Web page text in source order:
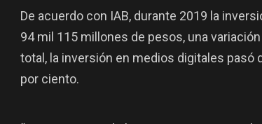
De acuerdo con IAB, durante 2019 la
94 mil 115 millones de pesos, una
total, la inversión en medios digitales pasó
por ciento.